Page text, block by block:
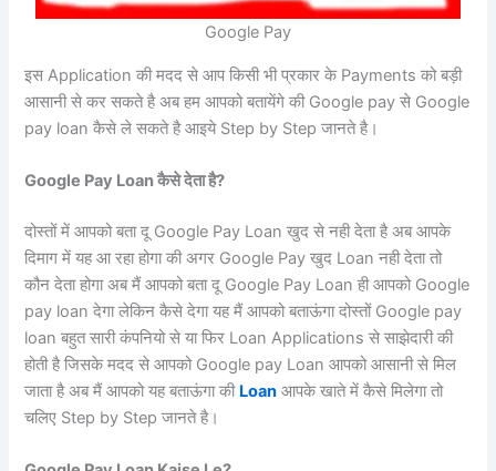
Google Pay
इस Application की मदद से आप किसी भी प्रकार के Payments को बड़ी
आसानी से कर सकते है अब हम आपको बतायेंगे की Google pay से Google
pay loan कैसे ले सकते है आइये Step by Step जानते है।
Google Pay Loan कैसे देता है?
दोस्तों में आपको बता दू Google Pay Loan खुद से नही देता है अब आपके
दिमाग में यह आ रहा होगा की अगर Google Pay खुद Loan नही देता तो
कौन देता होगा अब मैं आपको बता दू Google Pay Loan ही आपको Google
pay loan देगा लेकिन कैसे देगा यह मैं आपको बताऊंगा दोस्तों Google pay
loan बहुत सारी कंपनियो से या फिर Loan Applications से साझेदारी की
होती है जिसके मदद से आपको Google pay Loan आपको आसानी से मिल
जाता है अब मैं आपको यह बताऊंगा की Loan आपके खाते में कैसे मिलेगा तो
चलिए Step by Step जानते है।